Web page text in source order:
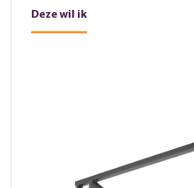
Deze wil ik